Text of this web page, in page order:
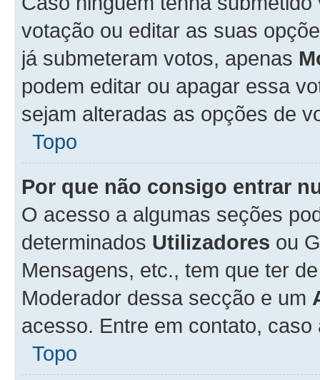
votação ou editar as suas
já submeteram votos, apenas
podem editar ou apagar essa
sejam alteradas as opções de
Topo
Por que não consigo entrar
O acesso a algumas seções
determinados Utilizadores ou
Mensagens, etc., tem que ter
Moderador dessa secção e um
acesso. Entre em contato,
Topo